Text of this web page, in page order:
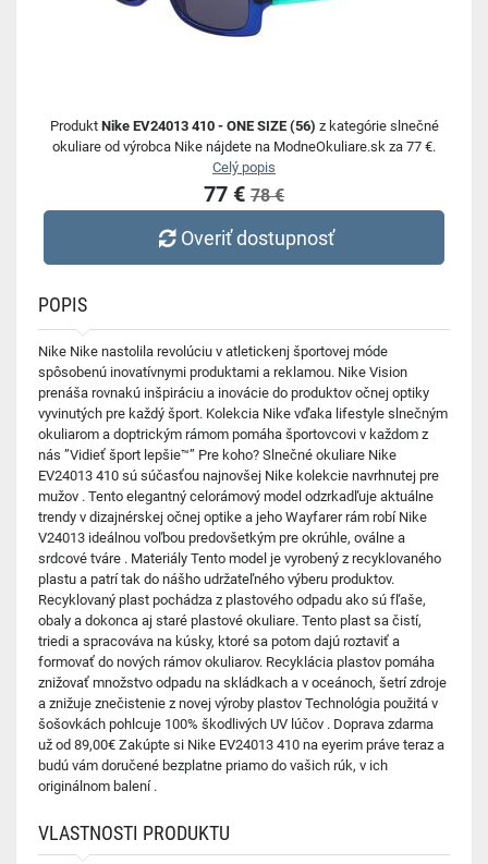
Produkt Nike EV24013 410 - ONE SIZE (56) z kategórie slnečné
okuliare od výrobca Nike nájdete na ModneOkuliare.sk za 77 €.
Celý popis
77 € 78 €
Overiť dostupnosť
POPIS
Nike Nike nastolila revolúciu v atletickenj športovej móde
spôsobenú inovatívnymi produktami a reklamou. Nike Vision
prenáša rovnakú inšpiráciu a inovácie do produktov očnej optiky
vyvinutých pre každý šport. Kolekcia Nike vďaka lifestyle slnečným
okuliarom a doptrickým rámom pomáha športovcovi v každom z
nás ”Vidieť šport lepšie™” Pre koho? Slnečné okuliare Nike
EV24013 410 sú súčasťou najnovšej Nike kolekcie navrhnutej pre
mužov . Tento elegantný celorámový model odzrkadľuje aktuálne
trendy v dizajnérskej očnej optike a jeho Wayfarer rám robí Nike
V24013 ideálnou voľbou predovšetkým pre okrúhle, oválne a
srdcové tváre . Materiály Tento model je vyrobený z recyklovaného
plastu a patrí tak do nášho udržateľného výberu produktov.
Recyklovaný plast pochádza z plastového odpadu ako sú fľaše,
obaly a dokonca aj staré plastové okuliare. Tento plast sa čistí,
triedi a spracováva na kúsky, ktoré sa potom dajú roztaviť a
formovať do nových rámov okuliarov. Recyklácia plastov pomáha
znižovať množstvo odpadu na skládkach a v oceánoch, šetrí zdroje
a znižuje znečistenie z novej výroby plastov Technológia použitá v
šošovkách pohlcuje 100% škodlivých UV lúčov . Doprava zdarma
už od 89,00€ Zakúpte si Nike EV24013 410 na eyerim práve teraz a
budú vám doručené bezplatne priamo do vašich rúk, v ich
originálnom balení .
VLASTNOSTI PRODUKTU